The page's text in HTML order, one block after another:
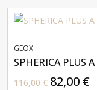
GEOX
SPHERICA PLUS A
116,00 € 82,00 €